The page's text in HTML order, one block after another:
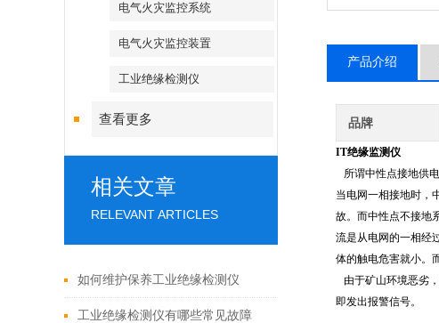
电气火灾监控系统
电气火灾监控装置
工业绝缘检测仪
查看更多
相关文章
RELEVANT ARTICLES
如何维护保养工业绝缘检测仪
工业绝缘检测仪有哪些常见故障
产品介绍
品牌
IT绝缘监测仪
所谓中性点接地供
当电网一相接地时，
故。而中性点不接地
流是从电网的一相经
体的触电危害就小。
由于矿山环境恶劣
即发出报警信号。